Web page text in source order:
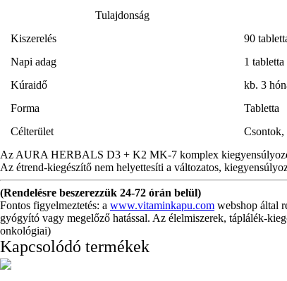
Tulajdonság
Kiszerelés
90
Napi adag
1 tabletta
Kúraidő
kb. 3
Forma
Tabletta
Célterület
Csontok,
Az AURA HERBALS D3 + K2 MK-7 komplex
Az étrend-kiegészítő nem helyettesíti a változatos,
(Rendelésre beszerezzük 24-72 órán belül)
Fontos figyelmeztetés: a www.vitaminkapu.com webshop által
gyógyító vagy megelőző hatással. Az élelmiszerek, táplálék-
onkológiai)
Kapcsolódó termékek